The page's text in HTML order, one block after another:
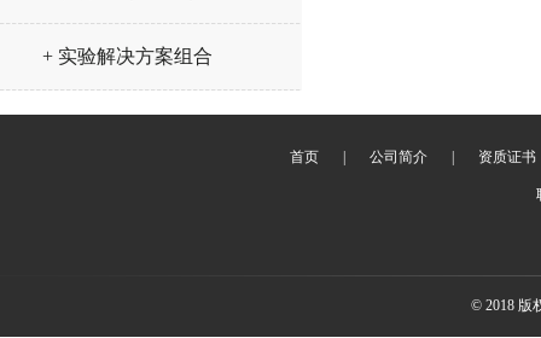
+ 实验解决方案组合
首页 公司简介 资质证书
© 2018 版